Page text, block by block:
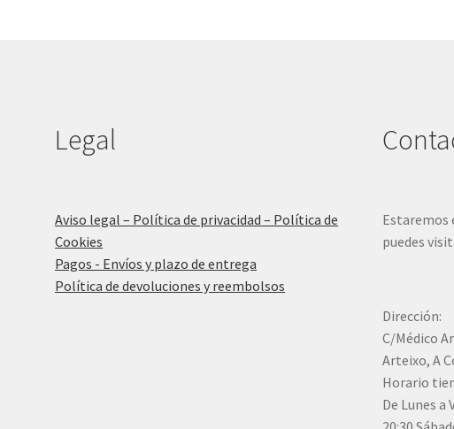
Legal
Aviso legal – Política de privacidad – Política de
Cookies
Pagos - Envíos y plazo de entrega
Política de devoluciones y reembolsos
Estaremos
puedes
Dirección:
C/Médico
Arteixo, A
Horario
De Lunes a